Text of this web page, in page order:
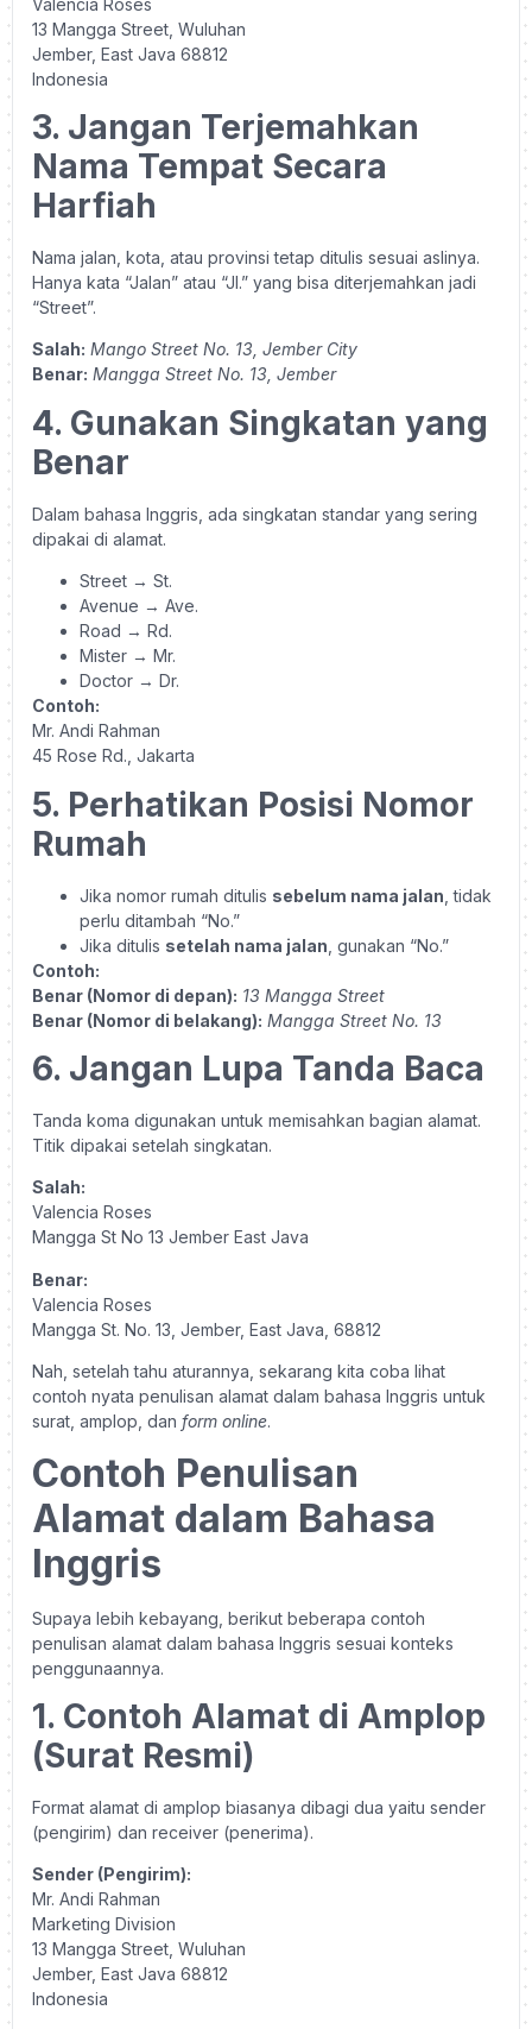
13 Mangga Street, Wuluhan
Jember, East Java 68812
Indonesia
3. Jangan Terjemahkan
Nama Tempat Secara
Harfiah
Nama jalan, kota, atau provinsi tetap ditulis sesuai aslinya.
Hanya kata “Jalan” atau “Jl.” yang bisa diterjemahkan jadi
“Street”.
Salah: Mango Street No. 13, Jember City
Benar: Mangga Street No. 13, Jember
4. Gunakan Singkatan yang
Benar
Dalam bahasa Inggris, ada singkatan standar yang sering
dipakai di alamat.
Street → St.
Avenue → Ave.
Road → Rd.
Mister → Mr.
Doctor → Dr.
Contoh:
Mr. Andi Rahman
45 Rose Rd., Jakarta
5. Perhatikan Posisi Nomor
Rumah
Jika nomor rumah ditulis sebelum nama jalan , tidak
perlu ditambah “No.”
Jika ditulis setelah nama jalan , gunakan “No.”
Contoh:
Benar (Nomor di depan): 13 Mangga Street
Benar (Nomor di belakang): Mangga Street No. 13
6. Jangan Lupa Tanda Baca
Tanda koma digunakan untuk memisahkan bagian alamat.
Titik dipakai setelah singkatan.
Salah:
Valencia Roses
Mangga St No 13 Jember East Java
Benar:
Valencia Roses
Mangga St. No. 13, Jember, East Java, 68812
Nah, setelah tahu aturannya, sekarang kita coba lihat
contoh nyata penulisan alamat dalam bahasa Inggris untuk
surat, amplop, dan form online.
Contoh Penulisan
Alamat dalam Bahasa
Inggris
Supaya lebih kebayang, berikut beberapa contoh
penulisan alamat dalam bahasa Inggris sesuai konteks
penggunaannya.
1. Contoh Alamat di Amplop
(Surat Resmi)
Format alamat di amplop biasanya dibagi dua yaitu sender
(pengirim) dan receiver (penerima).
Sender (Pengirim):
Mr. Andi Rahman
Marketing Division
13 Mangga Street, Wuluhan
Jember, East Java 68812
Indonesia